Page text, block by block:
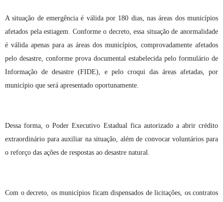
A situação de emergência é válida por 180 dias, nas áreas dos municípios
afetados pela estiagem. Conforme o decreto, essa situação de anormalidade
é válida apenas para as áreas dos municípios, comprovadamente afetados
pelo desastre, conforme prova documental estabelecida pelo formulário de
Informação de desastre (FIDE), e pelo croqui das áreas afetadas, por
município que será apresentado oportunamente.
Dessa forma, o Poder Executivo Estadual fica autorizado a abrir crédito
extraordinário para auxiliar na situação, além de convocar voluntários para
o reforço das ações de respostas ao desastre natural.
Com o decreto, os municípios ficam dispensados de licitações, os contratos